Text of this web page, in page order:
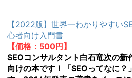
【2022版】世界一わかりやすい
心者向け入門書
【価格：500円】
SEOコンサルタント白石竜次の新
向けの本です！「SEOってなに？